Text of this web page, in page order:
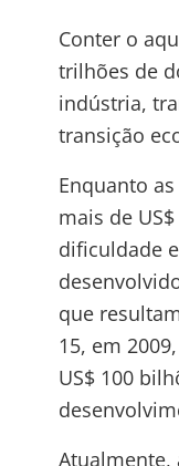
Conter o
trilhões de
indústria,
transição
Enquanto
mais de
dificuldade
que
15, em
US$ 100
Atualmente,